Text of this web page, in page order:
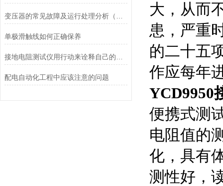
单极滑触线如何正确保养
配电自动化工程中应该注意的问题
大，从而
患，严重
的二十五
作应每年
YCD9950
便携式测
电阻值的
化，具有
测性好，